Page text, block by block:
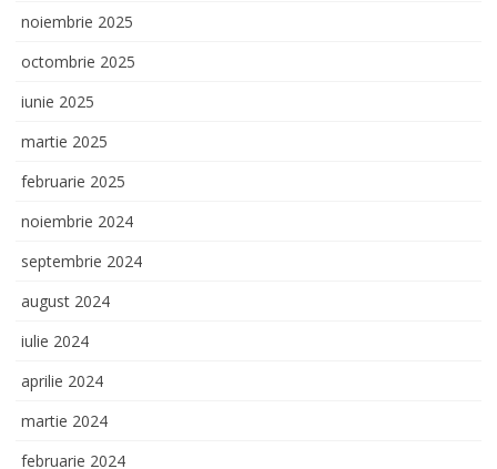
noiembrie 2025
octombrie 2025
iunie 2025
martie 2025
februarie 2025
noiembrie 2024
septembrie 2024
august 2024
iulie 2024
aprilie 2024
martie 2024
februarie 2024